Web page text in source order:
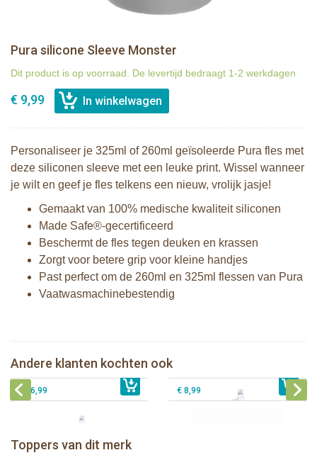
Pura silicone Sleeve Monster
Dit product is op voorraad. De levertijd bedraagt 1-2 werkdagen
€ 9,99
Personaliseer je 325ml of 260ml geïsoleerde Pura fles met
deze siliconen sleeve met een leuke print. Wissel wanneer
je wilt en geef je fles telkens een nieuw, vrolijk jasje!
Gemaakt van 100% medische kwaliteit siliconen
Made Safe®-gecertificeerd
Beschermt de fles tegen deuken en krassen
Zorgt voor betere grip voor kleine handjes
Past perfect om de 260ml en 325ml flessen van Pura
Vaatwasmachinebestendig
Andere klanten kochten ook
€ 8,99
Pura tuitfles 325 ml + rose sleeve
€ 26,99 € 8,99
Toppers van dit merk
Pura thermos sportfles 475 ml +
unicorn sleeve
€ 40,99Pura silicone tuit 2 stuks